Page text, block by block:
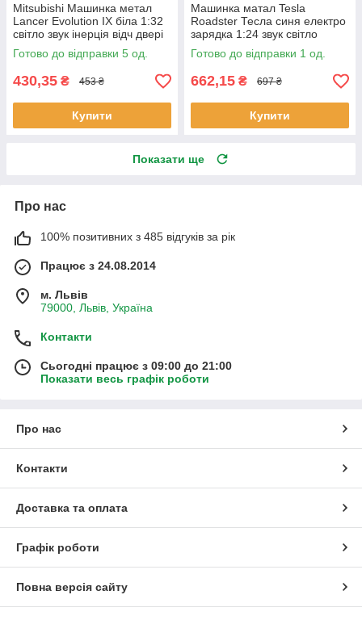
Mitsubishi Машинка метал
Lancer Evolution IX біла 1:32
світло звук інерція відч двері
баг капот 15*5,5*4,5см (TK-
20651)
Готово до відправки 5 од.
430,35 ₴ 453 ₴
Купити
Машинка матал Tesla
Roadster Тесла синя електро
зарядка 1:24 звук світло
17*6,5*4,5см (RS-03612)
Готово до відправки 1 од.
662,15 ₴ 697 ₴
Купити
Показати ще
Про нас
100% позитивних з 485 відгуків за рік
Працює з 24.08.2014
м. Львів
79000, Львів, Україна
Контакти
Сьогодні працює з 09:00 до 21:00
Показати весь графік роботи
Про нас
Контакти
Доставка та оплата
Графік роботи
Повна версія сайту